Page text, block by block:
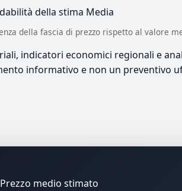
della stima Media
della fascia di prezzo rispetto al valore
indicatori economici regionali e
informativo e non un preventivo
Prezzo medio stimato